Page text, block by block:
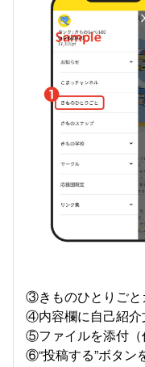
③きものひとりごと
④内容欄に自己紹介
⑤ファイルを添付（
⑥“投稿する”ボタン